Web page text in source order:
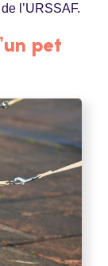
l’URSSAF.
pet